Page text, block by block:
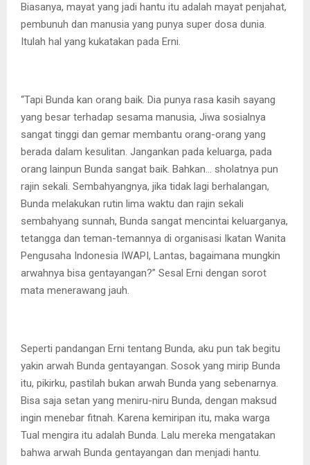
Biasanya, mayat yang jadi hantu itu adalah mayat penjahat,
pembunuh dan manusia yang punya super dosa dunia.
Itulah hal yang kukatakan pada Erni.
“Tapi Bunda kan orang baik. Dia punya rasa kasih sayang
yang besar terhadap sesama manusia, Jiwa sosialnya
sangat tinggi dan gemar membantu orang-orang yang
berada dalam kesulitan. Jangankan pada keluarga, pada
orang lainpun Bunda sangat baik. Bahkan… sholatnya pun
rajin sekali. Sembahyangnya, jika tidak lagi berhalangan,
Bunda melakukan rutin lima waktu dan rajin sekali
sembahyang sunnah, Bunda sangat mencintai keluarganya,
tetangga dan teman-temannya di organisasi Ikatan Wanita
Pengusaha Indonesia IWAPI, Lantas, bagaimana mungkin
arwahnya bisa gentayangan?” Sesal Erni dengan sorot
mata menerawang jauh.
Seperti pandangan Erni tentang Bunda, aku pun tak begitu
yakin arwah Bunda gentayangan. Sosok yang mirip Bunda
itu, pikirku, pastilah bukan arwah Bunda yang sebenarnya.
Bisa saja setan yang meniru-niru Bunda, dengan maksud
ingin menebar fitnah. Karena kemiripan itu, maka warga
Tual mengira itu adalah Bunda. Lalu mereka mengatakan
bahwa arwah Bunda gentayangan dan menjadi hantu.